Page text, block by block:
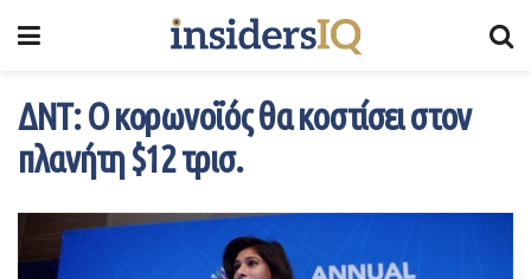
ΔΝΤ: Ο κορωνοϊός θα κοστίσει στον
πλανήτη $12 τρισ.